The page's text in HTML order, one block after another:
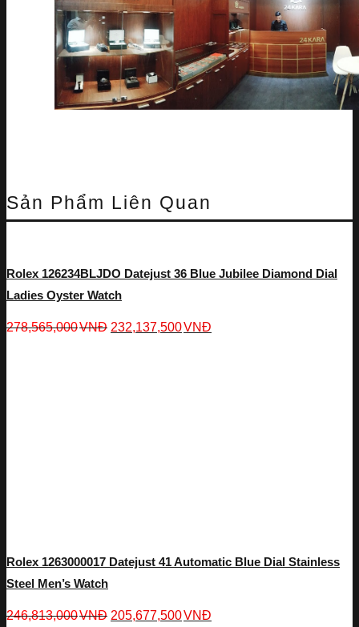
Sản Phẩm Liên Quan
Rolex 126234BLJDO Datejust 36 Blue Jubilee Diamond Dial
Ladies Oyster Watch
278,565,000VNĐ 232,137,500VNĐ
Rolex 1263000017 Datejust 41 Automatic Blue Dial Stainless
Steel Men’s Watch
246,813,000VNĐ 205,677,500VNĐ